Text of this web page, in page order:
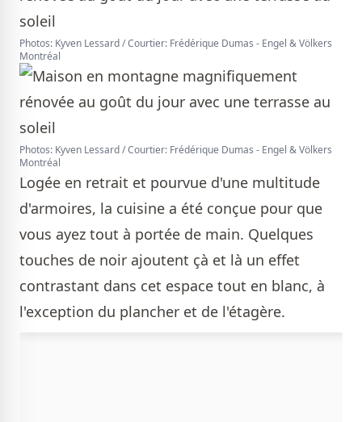
Photos: Kyven Lessard / Courtier: Frédérique Dumas - Engel & Völkers
Montréal
Photos: Kyven Lessard / Courtier: Frédérique Dumas - Engel & Völkers
Montréal
Logée en retrait et pourvue d'une multitude
d'armoires, la cuisine a été conçue pour que
vous ayez tout à portée de main. Quelques
touches de noir ajoutent çà et là un effet
contrastant dans cet espace tout en blanc, à
l'exception du plancher et de l'étagère.